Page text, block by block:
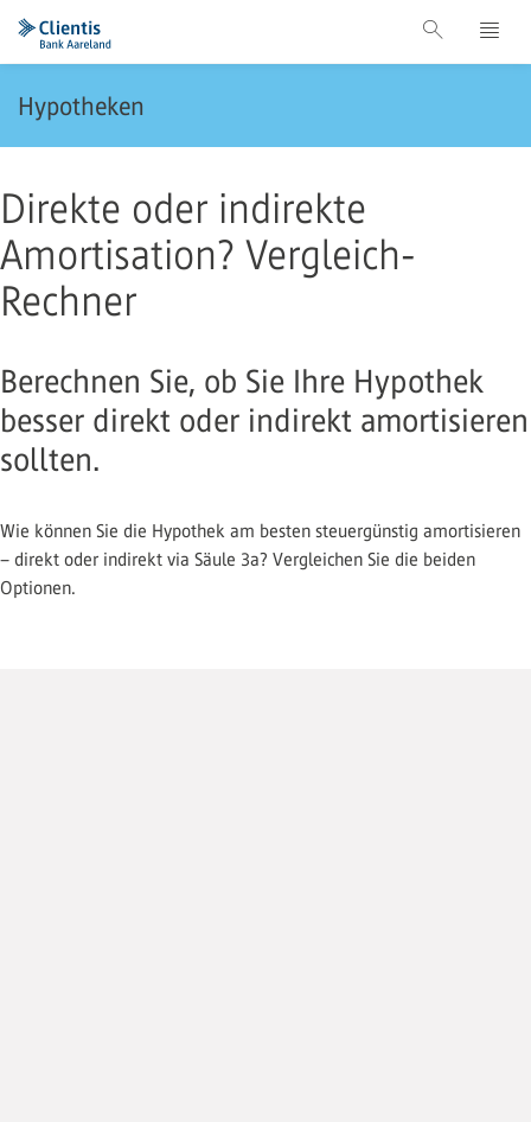
Hypotheken
Direkte oder indirekte
Amortisation? Vergleich-
Rechner
Berechnen Sie, ob Sie Ihre Hypothek
besser direkt oder indirekt amortisieren
sollten.
Wie können Sie die Hypothek am besten steuergünstig amortisieren
– direkt oder indirekt via Säule 3a? Vergleichen Sie die beiden
Optionen.